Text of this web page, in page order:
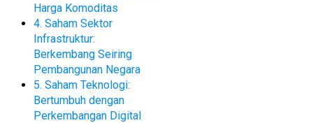
Harga Komoditas
4. Saham Sektor
Infrastruktur:
Berkembang Seiring
Pembangunan Negara
5. Saham Teknologi:
Bertumbuh dengan
Perkembangan Digital